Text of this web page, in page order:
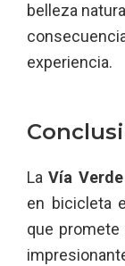
belleza
experiencia.
LaVía
en bicicleta
que